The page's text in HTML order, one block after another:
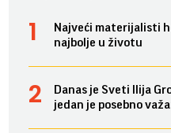
Najveći materijalisti
najbolje u životu
Danas je Sveti Ilija
jedan je posebno